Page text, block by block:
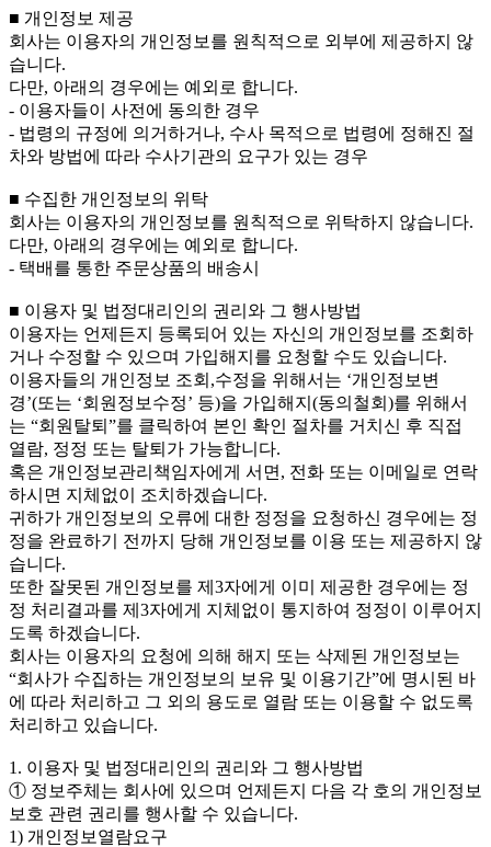
■ 개인정보 제공
회사는 이용자의 개인정보를 원칙적으로 외부에 제공하지 않
습니다.
다만, 아래의 경우에는 예외로 합니다.
- 이용자들이 사전에 동의한 경우
- 법령의 규정에 의거하거나, 수사 목적으로 법령에 정해진 절
차와 방법에 따라 수사기관의 요구가 있는 경우
■ 수집한 개인정보의 위탁
회사는 이용자의 개인정보를 원칙적으로 위탁하지 않습니다.
다만, 아래의 경우에는 예외로 합니다.
- 택배를 통한 주문상품의 배송시
■ 이용자 및 법정대리인의 권리와 그 행사방법
이용자는 언제든지 등록되어 있는 자신의 개인정보를 조회하
거나 수정할 수 있으며 가입해지를 요청할 수도 있습니다.
이용자들의 개인정보 조회,수정을 위해서는 ‘개인정보변
경’(또는 ‘회원정보수정’ 등)을 가입해지(동의철회)를 위해서
는 “회원탈퇴”를 클릭하여 본인 확인 절차를 거치신 후 직접
열람, 정정 또는 탈퇴가 가능합니다.
혹은 개인정보관리책임자에게 서면, 전화 또는 이메일로 연락
하시면 지체없이 조치하겠습니다.
귀하가 개인정보의 오류에 대한 정정을 요청하신 경우에는 정
정을 완료하기 전까지 당해 개인정보를 이용 또는 제공하지 않
습니다.
또한 잘못된 개인정보를 제3자에게 이미 제공한 경우에는 정
정 처리결과를 제3자에게 지체없이 통지하여 정정이 이루어지
도록 하겠습니다.
회사는 이용자의 요청에 의해 해지 또는 삭제된 개인정보는
“회사가 수집하는 개인정보의 보유 및 이용기간”에 명시된 바
에 따라 처리하고 그 외의 용도로 열람 또는 이용할 수 없도록
처리하고 있습니다.
1. 이용자 및 법정대리인의 권리와 그 행사방법
① 정보주체는 회사에 있으며 언제든지 다음 각 호의 개인정보
보호 관련 권리를 행사할 수 있습니다.
1) 개인정보열람요구